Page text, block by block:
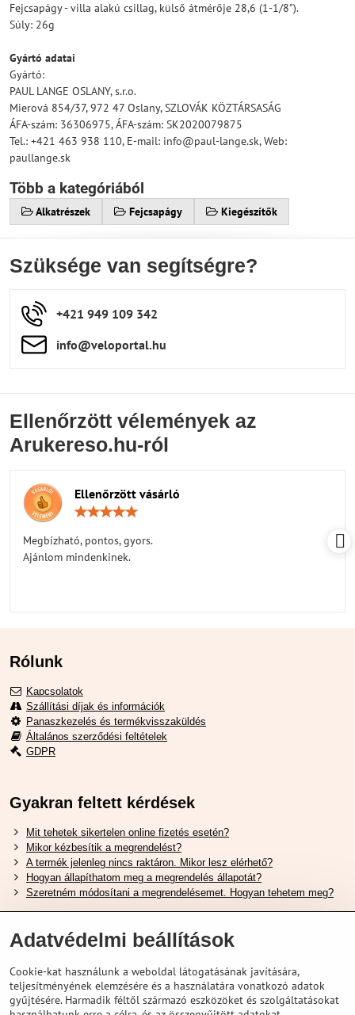
Fejcsapágy - villa alakú csillag, külső átmérője 28,6 (1-1/8").
Súly: 26g
Gyártó adatai
Gyártó:
PAUL LANGE OSLANY, s.r.o.
Mierová 854/37, 972 47 Oslany, SZLOVÁK KÖZTÁRSASÁG
ÁFA-szám: 36306975, ÁFA-szám: SK2020079875
Tel.: +421 463 938 110, E-mail: info@paul-lange.sk, Web:
paullange.sk
Több a kategóriából
Alkatrészek Fejcsapágy Kiegészítők
Szüksége van segítségre?
+421 949 109 342
info​​@veloportal​.hu
Ellenőrzött vélemények az
Arukereso.hu-ról
Ellenőrzött vásárló
Megbízható, pontos, gyors.
Ajánlom mindenkinek.
Rólunk
Kapcsolatok
Szállítási díjak és információk
Panaszkezelés és termékvisszaküldés
Általános szerződési feltételek
GDPR
Gyakran feltett kérdések
Mit tehetek sikertelen online fizetés esetén?
Mikor kézbesítik a megrendelést?
A termék jelenleg nincs raktáron. Mikor lesz elérhető?
Hogyan állapíthatom meg a megrendelés állapotát?
Szeretném módosítani a megrendelésemet. Hogyan tehetem meg?
Hasznos Linkek
Hogyan válasszuk ki a megfelelő felfüggesztési villát ?
Hogyan válasszuk ki a megfelelő méretű sisakot?
Shimano E-Bike Akkumulátor Útmutató
Adatvédelmi beállítások
Cookie-kat használunk a weboldal látogatásának javítására,
teljesítményének elemzésére és a használatára vonatkozó adatok
gyűjtésére. Harmadik féltől származó eszközöket és szolgáltatásokat